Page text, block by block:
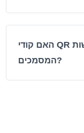
האם קודי QR יכולים לשפר את נגישות
המסמכים?